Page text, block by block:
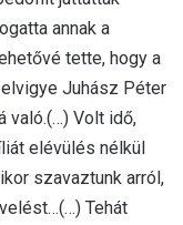
annak a
tette, hogy a
Juhász Péter
való.(…) Volt idő,
elévülés nélkül
szavaztunk arról,
Tehát